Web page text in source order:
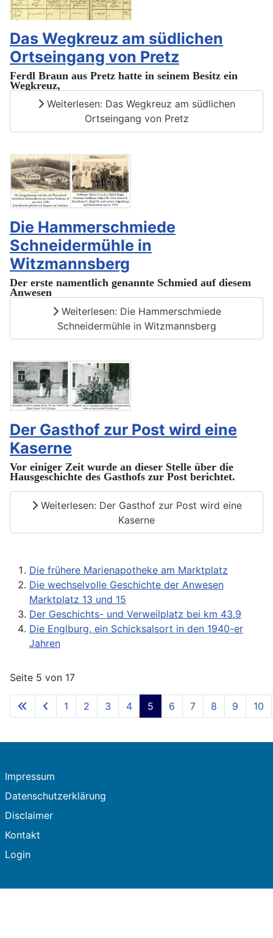
Das Wegkreuz am südlichen
Ortseingang von Pretz
Ferdl Braun aus Pretz hatte in seinem Besitz ein
Wegkreuz,
Weiterlesen: Das Wegkreuz am südlichen
Ortseingang von Pretz
Die Hammerschmiede
Schneidermühle in
Witzmannsberg
Der erste namentlich genannte Schmied auf diesem
Anwesen
Weiterlesen: Die Hammerschmiede
Schneidermühle in Witzmannsberg
Der Gasthof zur Post wird eine
Kaserne
Vor einiger Zeit wurde an dieser Stelle über die
Hausgeschichte des Gasthofs zur Post berichtet.
Weiterlesen: Der Gasthof zur Post wird eine
Kaserne
Die frühere Marienapotheke am Marktplatz
Die wechselvolle Geschichte der Anwesen
Marktplatz 13 und 15
Der Geschichts- und Verweilplatz bei km 43,9
Die Englburg, ein Schicksalsort in den 1940-er
Jahren
Seite 5 von 17
1 2 3 4 5 6 7 8 9 10
Impressum
Datenschutzerklärung
Disclaimer
Kontakt
Login